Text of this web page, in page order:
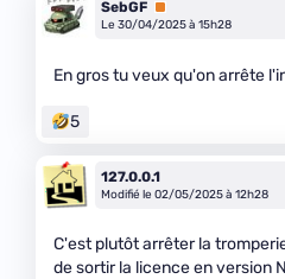
SebGF Premium
Le 30/04/2025 à 15h28
En gros tu veux qu'on arrête
5
127.0.0.1
Modifié le 02/05/2025 à 12h28
C'est plutôt arrêter la
de sortir la licence en version